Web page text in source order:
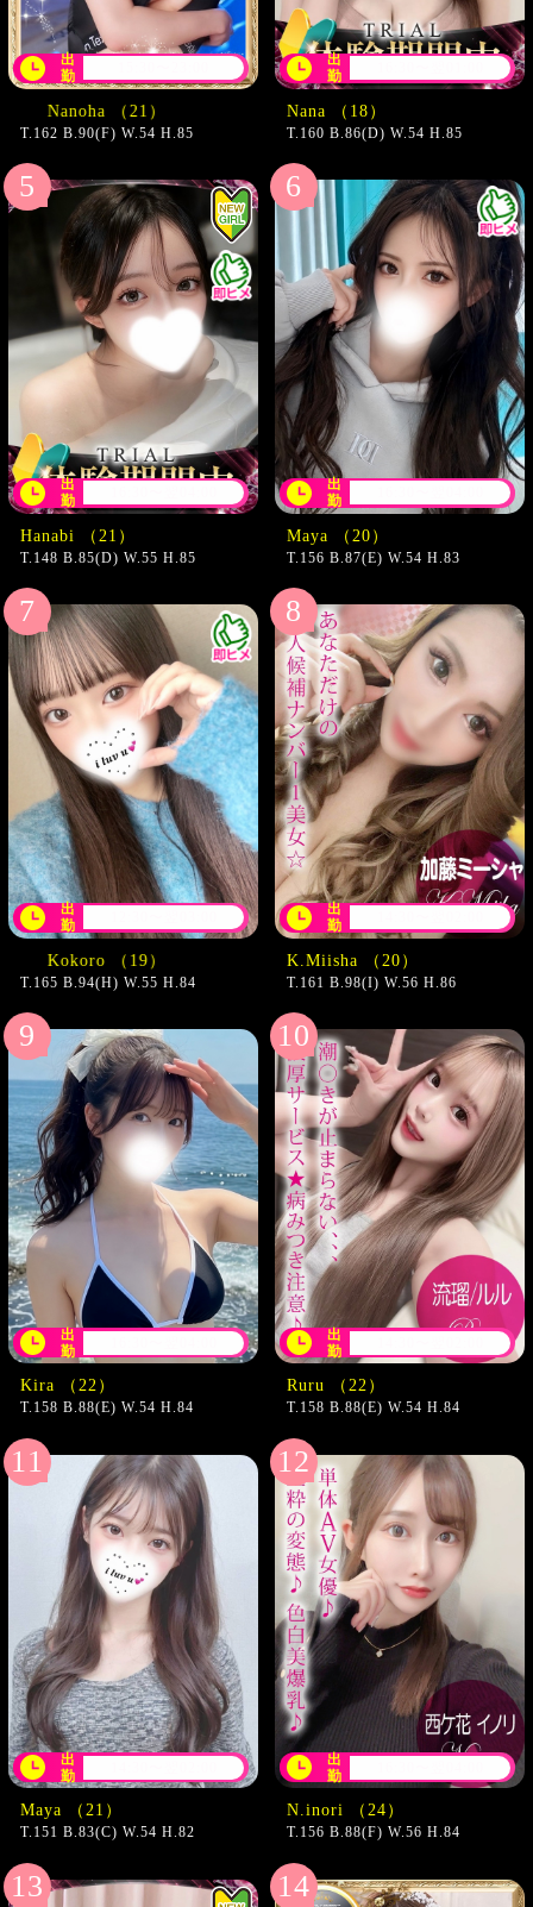
出
勤
T.162 B.90(F) W.54 H.85
出
勤
Nana （18）
T.160 B.86(D) W.54 H.85
出
勤
Hanabi （21）
T.148 B.85(D) W.55 H.85
出
勤
Maya （20）
T.156 B.87(E) W.54 H.83
出
勤
T.165 B.94(H) W.55 H.84
出
勤
K.Miisha （20）
T.161 B.98(I) W.56 H.86
出
勤
Kira （22）
T.158 B.88(E) W.54 H.84
出
勤
Ruru （22）
T.158 B.88(E) W.54 H.84
出
勤
Maya （21）
T.151 B.83(C) W.54 H.82
出
勤
N.inori （24）
T.156 B.88(F) W.56 H.84